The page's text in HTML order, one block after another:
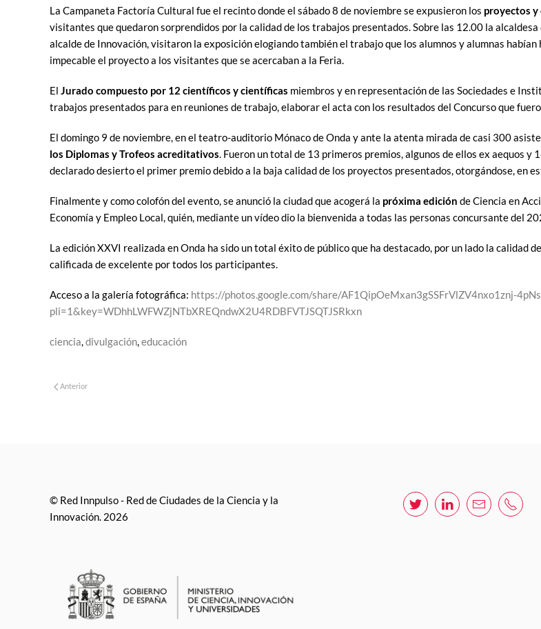
La Campaneta Factoría Cultural fue el recinto donde el sábado 8 de noviembre se expusieron los proyectos
visitantes que quedaron sorprendidos por la calidad de los trabajos presentados. Sobre las 12.00 la
alcalde de Innovación, visitaron la exposición elogiando también el trabajo que los alumnos y alumnas
impecable el proyecto a los visitantes que se acercaban a la Feria.
El Jurado compuesto por 12 científicos y científicas miembros y en representación de las Sociedades e
trabajos presentados para en reuniones de trabajo, elaborar el acta con los resultados del Concurso que
El domingo 9 de noviembre, en el teatro-auditorio Mónaco de Onda y ante la atenta mirada de casi 300
los Diplomas y Trofeos acreditativos. Fueron un total de 13 primeros premios, algunos de ellos ex aequos y
declarado desierto el primer premio debido a la baja calidad de los proyectos presentados, otorgándose, en
Finalmente y como colofón del evento, se anunció la ciudad que acogerá la próxima edición de Ciencia en
Economía y Empleo Local, quién, mediante un vídeo dio la bienvenida a todas las personas concursante del
La edición XXVI realizada en Onda ha sido un total éxito de público que ha destacado, por un lado la calidad
calificada de excelente por todos los participantes.
Acceso a la galería fotográfica: https://photos.google.com/share/AF1QipOeMxan3gSSFrVlZV4nxo1znj-
pli=1&key=WDhhLWFWZjNTbXREQndwX2U4RDBFVTJSQTJSRkxn
ciencia,divulgación,educación
Anterior
© Red Innpulso - Red de Ciudades de la Ciencia y la
Innovación. 2026